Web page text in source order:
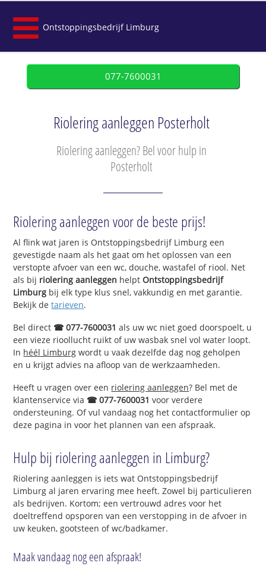
Ontstoppingsbedrijf Limburg
077-7600031
Riolering aanleggen Posterholt
Riolering aanleggen? Bel voor hulp in
Posterholt
Riolering aanleggen voor de beste prijs!
Al flink wat jaren is Ontstoppingsbedrijf Limburg een
gevestigde naam als het gaat om het oplossen van een
verstopte afvoer van een wc, douche, wastafel of riool. Net
als bij riolering aanleggen helptOntstoppingsbedrijf
Limburg bij elk type klus snel, vakkundig en met garantie.
Bekijk detarieven.
Bel direct ☎ 077-7600031 als uw wc niet goed doorspoelt, u
een vieze rioollucht ruikt of uw wasbak snel vol water loopt.
In héél Limburg wordt u vaak dezelfde dag nog geholpen
en u krijgt advies na afloop van de werkzaamheden.
Heeft u vragen over een riolering aanleggen? Bel met de
klantenservice via ☎ 077-7600031 voor verdere
ondersteuning. Of vul vandaag nog het contactformulier op
deze pagina in voor het plannen van een afspraak.
Hulp bij riolering aanleggen in Limburg?
Riolering aanleggen is iets wat Ontstoppingsbedrijf
Limburg al jaren ervaring mee heeft. Zowel bij particulieren
als bedrijven. Kortom; een vertrouwd adres voor het
doeltreffend opsporen van een verstopping in de afvoer in
uw keuken, gootsteen of wc/badkamer.
Maak vandaag nog een afspraak!